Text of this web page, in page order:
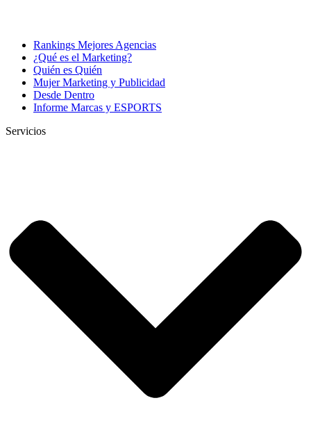
Rankings Mejores Agencias
¿Qué es el Marketing?
Quién es Quién
Mujer Marketing y Publicidad
Desde Dentro
Informe Marcas y ESPORTS
Servicios